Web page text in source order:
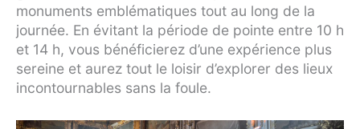
monuments emblématiques tout au long de la
journée. En évitant la période de pointe entre 10 h
et 14 h, vous bénéficierez d’une expérience plus
sereine et aurez tout le loisir d’explorer des lieux
incontournables sans la foule.